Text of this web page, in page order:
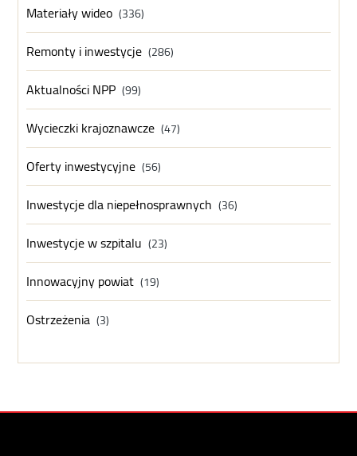
Materiały wideo (336)
Remonty i inwestycje (286)
Aktualności NPP (99)
Wycieczki krajoznawcze (47)
Oferty inwestycyjne (56)
Inwestycje dla niepełnosprawnych (36)
Inwestycje w szpitalu (23)
Innowacyjny powiat (19)
Ostrzeżenia (3)